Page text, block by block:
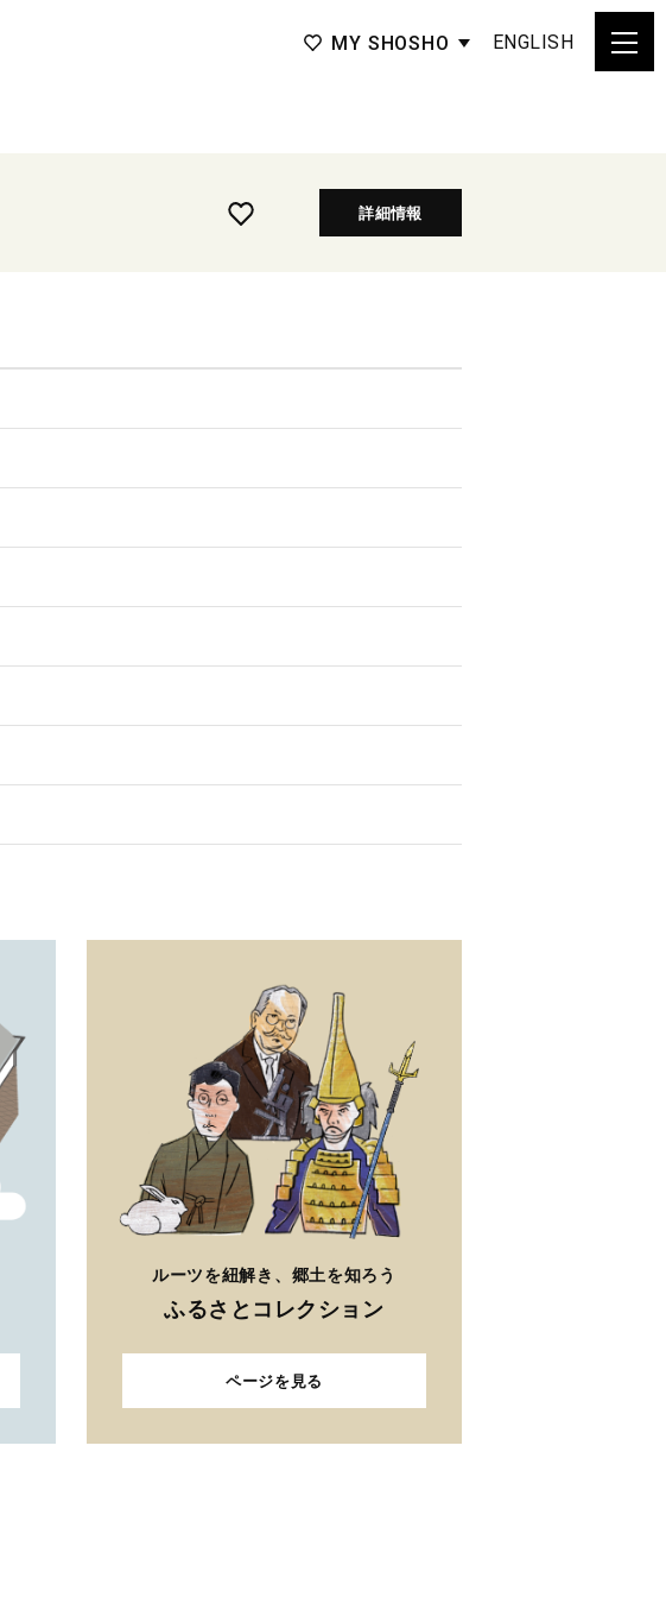
MY SHOSHO ENGLISH
詳細情報
ルーツを紐解き、郷土を知ろう
ふるさとコレクション
ページを見る